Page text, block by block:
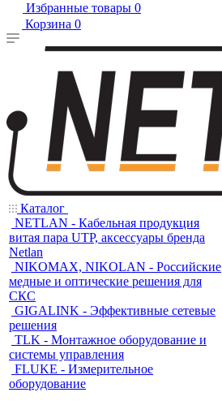
Избранные товары 0
Корзина 0
Каталог
NETLAN - Кабельная продукция
витая пара UTP, аксессуары бренда
Netlan
NIKOMAX, NIKOLAN - Российские
медные и оптические решения для
СКС
GIGALINK - Эффективные сетевые
решения
TLK - Монтажное оборудование и
системы управления
FLUKE - Измерительное
оборудование